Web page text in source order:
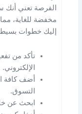
الفرصة تعني أنك
مخفضة للغاية،
إليك خطوات
تأكد من
الإلكتروني.
أضف كافة
التسوق.
ابحث عن